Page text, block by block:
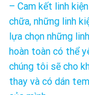
– Cam kết linh
chữa, những linh
lựa chọn những
hoàn toàn có thể
chúng tôi sẽ cho
thay và có dán